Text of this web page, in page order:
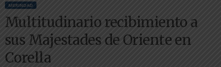
MERINDAD
Multitudinario recibimiento a
sus Majestades de Oriente en
Corella